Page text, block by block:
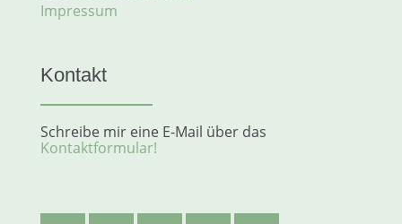
Impressum
Kontakt
Schreibe mir eine E-Mail über das
Kontaktformular!